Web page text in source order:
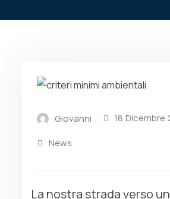
Giovanni
18 Dicembre
News
La nostra strada verso